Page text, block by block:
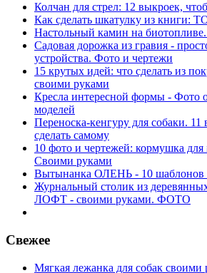
Колчан для стрел: 12 выкроек,
Как сделать шкатулку из книги:
Настольный камин на
Садовая дорожка из гравия -
устройства. Фото и чертежи
15 крутых идей: что сделать из
своими руками
Кресла интересной формы - Фото
моделей
Переноска-кенгуру для собаки.
сделать самому
10 фото и чертежей: кормушка
Своими руками
Вытынанка ОЛЕНЬ - 10 шаблонов
Журнальный столик из
ЛОФТ - своими руками. ФОТО
Свежее
Мягкая лежанка для собак своими